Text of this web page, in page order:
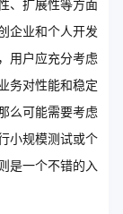
、扩展性等方面
企业和个人开发
用户应充分考虑
务对性能和稳定
么可能需要考虑
小规模测试或个
是一个不错的入